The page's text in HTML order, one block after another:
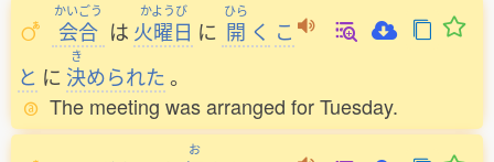
かいごう
会合 は
かようび
火曜日 に
ひら
開 く こ
と に
き
決められた。
The meeting was arranged for Tuesday.
お